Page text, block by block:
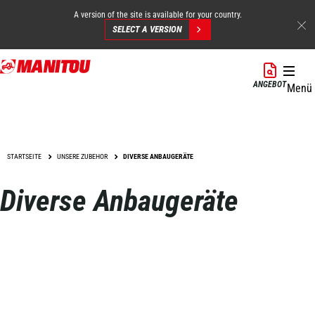
Direkt
zum
A version of the site is available for your country.
SELECT A VERSION
ANGEBOTMenü
STARTSEITE UNSERE ZUBEHOR DIVERSE ANBAUGERÄTE
Diverse Anbaugeräte